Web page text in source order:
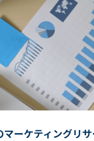
ーケティングリ